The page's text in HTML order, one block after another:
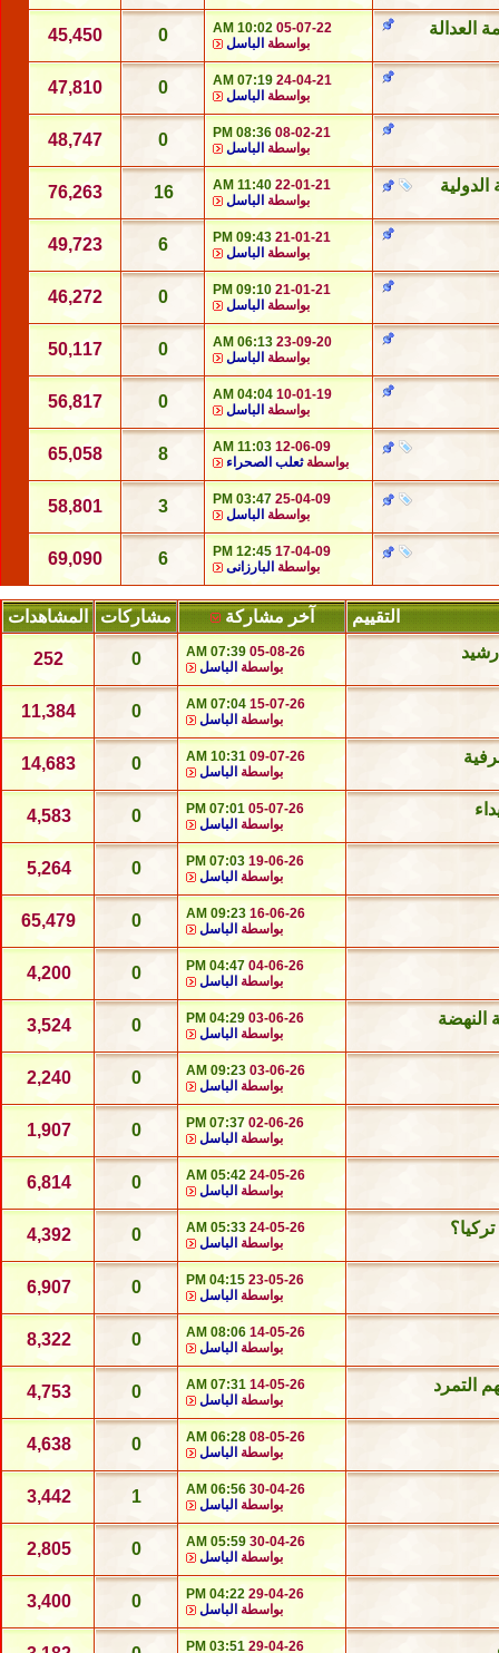
العدالة 05-07-22
10:02 AM
بواسطة الباسل 0
45,450
24-04-21
07:19 AM
بواسطة الباسل 0
47,810
08-02-21
08:36 PM
بواسطة الباسل 0
48,747
22-01-21
11:40 AM
بواسطة الباسل 16
76,263
21-01-21
09:43 PM
بواسطة الباسل 6
49,723
21-01-21
09:10 PM
بواسطة الباسل 0
46,272
23-09-20
06:13 AM
بواسطة الباسل 0
50,117
10-01-19
04:04 AM
بواسطة الباسل 0
56,817
12-06-09
11:03 AM
بواسطةثعلب الصحراء 8
65,058
25-04-09
03:47 PM
بواسطة الباسل 3
58,801
17-04-09
12:45 PM
بواسطة البارزانى 6
69,090
التقييم آخر مشاركة مشاركات
المشاهدات
05-08-26
07:39 AM
بواسطة الباسل 0
252
15-07-26
07:04 AM
بواسطة الباسل 0
11,384
09-07-26
10:31 AM
بواسطة الباسل 0
14,683
05-07-26
07:01 PM
بواسطة الباسل 0
4,583
19-06-26
07:03 PM
بواسطة الباسل 0
5,264
16-06-26
09:23 AM
بواسطة الباسل 0
65,479
04-06-26
04:47 PM
بواسطة الباسل 0
4,200
النهضة 03-06-26
04:29 PM
بواسطة الباسل 0
3,524
03-06-26
09:23 AM
بواسطة الباسل 0
2,240
02-06-26
07:37 PM
بواسطة الباسل 0
1,907
24-05-26
05:42 AM
بواسطة الباسل 0
6,814
24-05-26
05:33 AM
بواسطة الباسل 0
4,392
23-05-26
04:15 PM
بواسطة الباسل 0
6,907
14-05-26
08:06 AM
بواسطة الباسل 0
8,322
التمرد 14-05-26
07:31 AM
بواسطة الباسل 0
4,753
08-05-26
06:28 AM
بواسطة الباسل 0
4,638
30-04-26
06:56 AM
بواسطة الباسل 1
3,442
30-04-26
05:59 AM
بواسطة الباسل 0
2,805
29-04-26
04:22 PM
بواسطة الباسل 0
3,400
29-04-26
03:51 PM